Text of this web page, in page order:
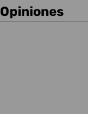
Opiniones